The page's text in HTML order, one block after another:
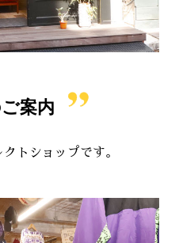
案内
トショップです。